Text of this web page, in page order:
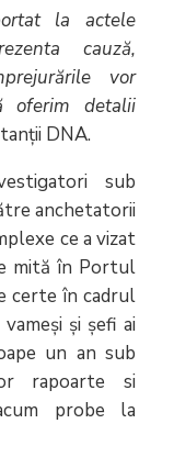
la actele
cauză,
vor
oferim detalii
DNA.
sub
anchetatorii
ce a vizat
mită în Portul
certe în cadrul
și șefi ai
un an sub
rapoarte si
probe la